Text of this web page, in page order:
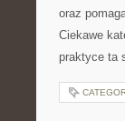
oraz
Ciekawe
praktyce ta